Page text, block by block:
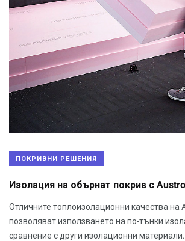
ПОКРИВНИ РЕШЕНИЯ
Изолация на обърнат покрив с
Отличните топлоизолационни качества на
позволяват използването на по-тънки
сравнение с други изолационни материали.